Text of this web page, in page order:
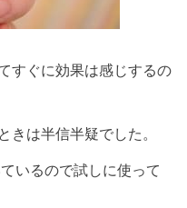
すぐに効果は感じするの
きは半信半疑でした。
いるので試しに使って